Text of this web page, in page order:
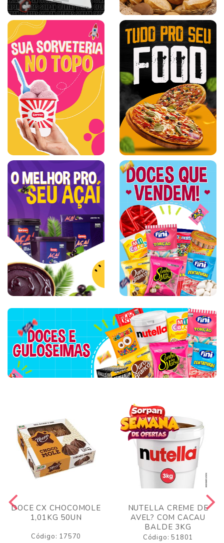
DOCE CX CHOCOMOLE
1,01KG 50UN
Código: 17570
NUTELLA CREME DE
AVEL? COM CACAU
BALDE 3KG
Código: 51801